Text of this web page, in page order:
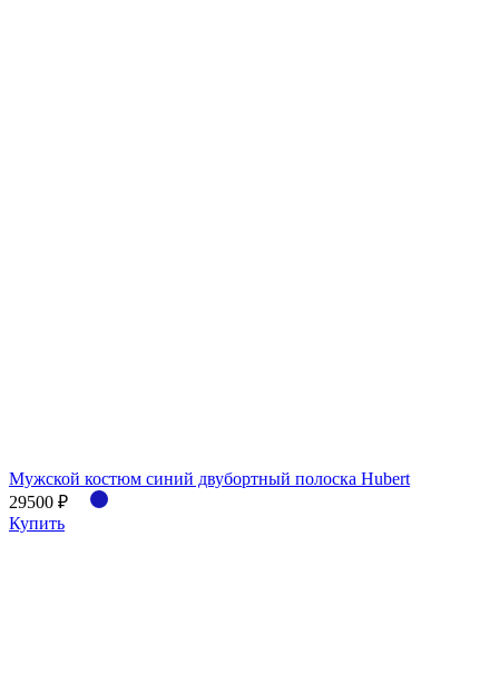
Мужской костюм синий двубортный полоска Hubert
29500 ₽
Купить